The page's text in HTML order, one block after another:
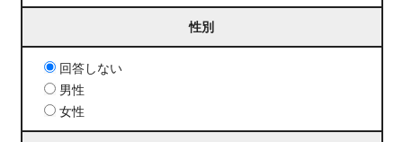
性別
回答しない
男性
女性